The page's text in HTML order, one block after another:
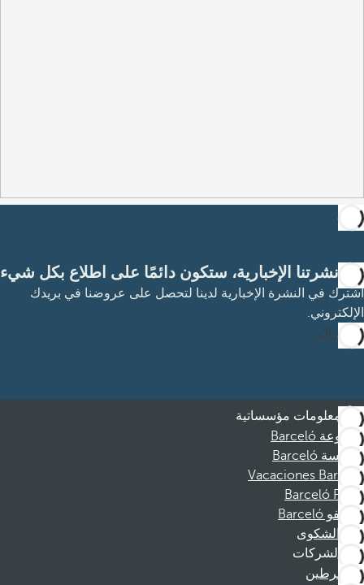
مع نشرتنا الإخبارية، ستكون دائمًا على اطلاع بكل شيء
اشترك في النشرة الإخبارية لدينا لتحصل على عروضنا في بريدك
الإلكتروني.
الاشتراك
معلومات مؤسساتية
مجموعة Barceló
مؤسسة Barceló
Vacaciones Barceló
Barceló Films
موظفو Barceló
قناة الشكوى
الشركات
المنخرطين